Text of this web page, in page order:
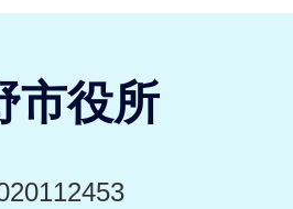
市役所